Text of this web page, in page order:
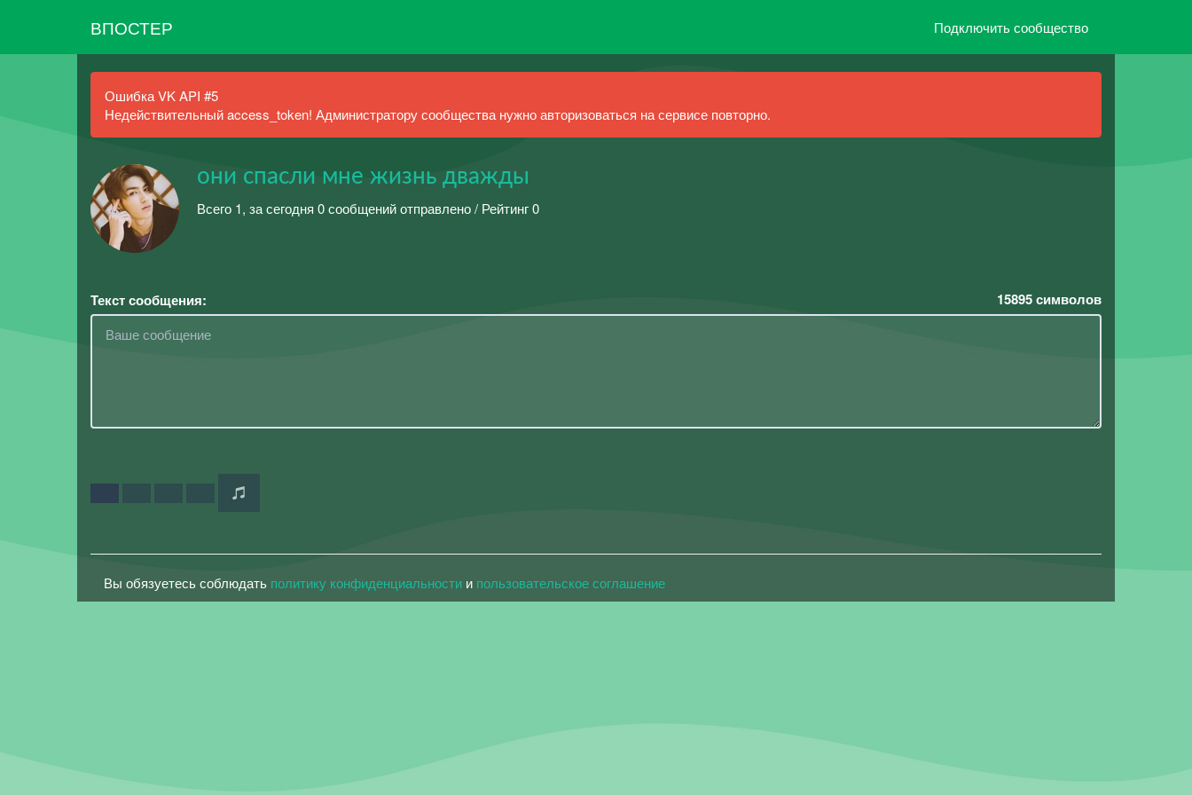
ВПОСТЕР Подключить сообщество
Ошибка VK API #5
Недействительный access_token! Администратору сообщества нужно авторизоваться на сервисе повторно.
они спасли мне жизнь дважды
Всего 1, за сегодня 0 сообщений отправлено / Рейтинг 0
Текст сообщения: 15895символов
Вы обязуетесь соблюдать политику конфиденциальности и пользовательское соглашение